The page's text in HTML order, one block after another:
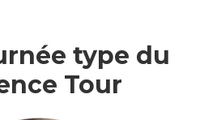
type du
Tour